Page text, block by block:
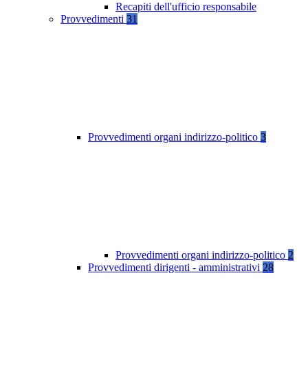
Recapiti dell'ufficio responsabile
Provvedimenti 31
Provvedimenti organi indirizzo-politico 3
Provvedimenti organi indirizzo-politico 2
Provvedimenti dirigenti - amministrativi 28